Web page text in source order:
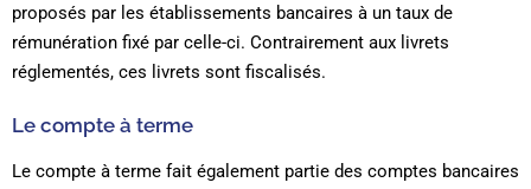
proposés par les établissements bancaires à un taux de
rémunération fixé par celle-ci. Contrairement aux livrets
réglementés, ces livrets sont fiscalisés.
Le compte à terme
Le compte à terme fait également partie des comptes bancaires